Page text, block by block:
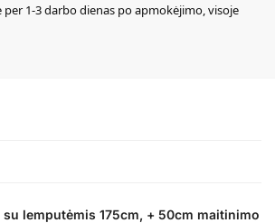
1-3 darbo dienas po apmokėjimo, visoje
lemputėmis 175cm, + 50cm maitinimo